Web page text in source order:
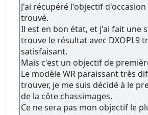
J'ai récupéré l'objectif d'occasion
trouvé.
Il est en bon état, et j'ai fait une
trouve le résultat avec DXOPL9
satisfaisant.
Mais c'est un objectif de
Le modèle WR paraissant très
trouver, je me suis décidé à le
de la côte chassimages.
Ce ne sera pas mon objectif le